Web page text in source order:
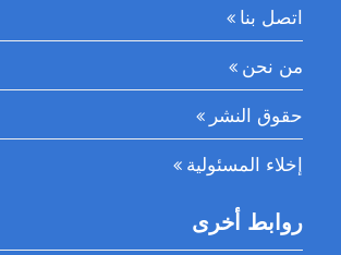
اتصل بنا
من نحن
حقوق النشر
إخلاء المسئولية
روابط أخرى